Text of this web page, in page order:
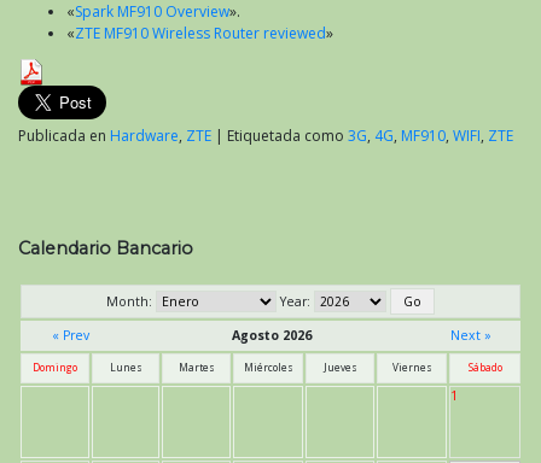
«Spark MF910 Overview».
«ZTE MF910 Wireless Router reviewed»
Publicada en Hardware, ZTE | Etiquetada como 3G, 4G, MF910, WIFI, ZTE
Calendario Bancario
Month:
Year:
« Prev
Agosto 2026 Next »
Domingo Lunes Martes Miércoles Jueves Viernes Sábado
1